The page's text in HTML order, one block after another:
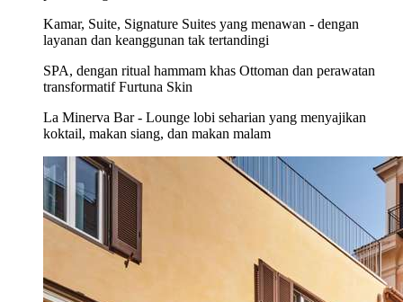
Kamar, Suite, Signature Suites yang menawan - dengan
layanan dan keanggunan tak tertandingi
SPA, dengan ritual hammam khas Ottoman dan perawatan
transformatif Furtuna Skin
La Minerva Bar - Lounge lobi seharian yang menyajikan
koktail, makan siang, dan makan malam